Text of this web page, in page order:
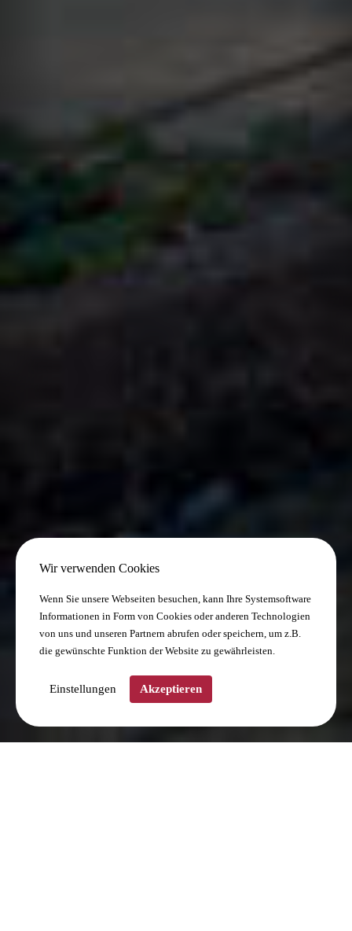
Wir verwenden Cookies
Wenn Sie unsere Webseiten besuchen, kann Ihre Systemsoftware
Informationen in Form von Cookies oder anderen Technologien
von uns und unseren Partnern abrufen oder speichern, um z.B.
die gewünschte Funktion der Website zu gewährleisten.
Einstellungen Akzeptieren